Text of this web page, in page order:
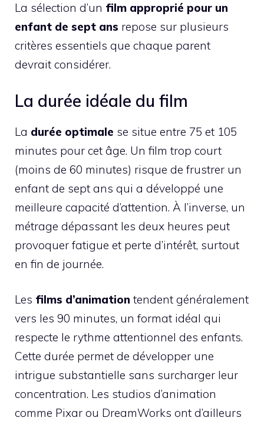
La sélection d’un film approprié pour un
enfant de sept ans repose sur plusieurs
critères essentiels que chaque parent
devrait considérer.
La durée idéale du film
La durée optimale se situe entre 75 et 105
minutes pour cet âge. Un film trop court
(moins de 60 minutes) risque de frustrer un
enfant de sept ans qui a développé une
meilleure capacité d’attention. À l’inverse, un
métrage dépassant les deux heures peut
provoquer fatigue et perte d’intérêt, surtout
en fin de journée.
Les films d’animation tendent généralement
vers les 90 minutes, un format idéal qui
respecte le rythme attentionnel des enfants.
Cette durée permet de développer une
intrigue substantielle sans surcharger leur
concentration. Les studios d’animation
comme Pixar ou DreamWorks ont d’ailleurs